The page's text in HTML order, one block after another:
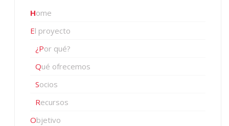
Home
El proyecto
¿Por qué?
Qué ofrecemos
Socios
Recursos
Objetivo